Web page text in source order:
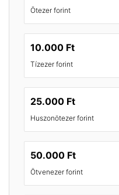
Ötezer forint
10.000 Ft
Tízezer forint
25.000 Ft
Huszonötezer forint
50.000 Ft
Ötvenezer forint